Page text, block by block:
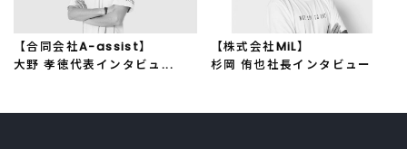
【合同会社A-assist】
大野 孝徳代表インタビュ...
【株式会社MiL】
杉岡 侑也社長インタビュー